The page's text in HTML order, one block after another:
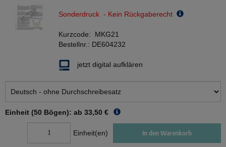
Sonderdruck - Kein Rückgaberecht
Kurzcode: MKG21
Bestellnr.: DE604232
jetzt digital aufklären
Einheit (50 Bögen): ab 33,50 €
Einheit(en) In den Warenkorb